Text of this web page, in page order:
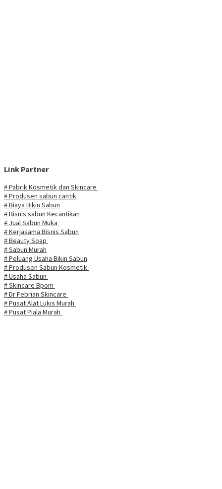
Link Partner
# Pabrik Kosmetik dan Skincare
# Produsen sabun cantik
# Biaya Bikin Sabun
# Bisnis sabun Kecantikan
# Jual Sabun Muka
# Kerjasama Bisnis Sabun
# Beauty Soap
# Sabun Murah
# Peluang Usaha Bikin Sabun
# Produsen Sabun Kosmetik
# Usaha Sabun
# Skincare Bpom
# Dr Febrian Skincare
# Pusat Alat Lukis Murah
# Pusat Piala Murah